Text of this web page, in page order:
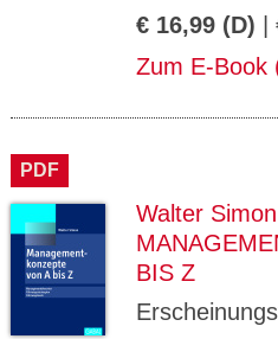
€ 16,99 (D)
Zum E-Book
PDF
Walter Simon
BIS Z